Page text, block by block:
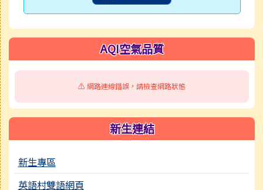
AQI空氣品質
⚠️ 網路連線錯誤，請檢查網路狀態
新生連結
新生專區
英語村雙語網頁